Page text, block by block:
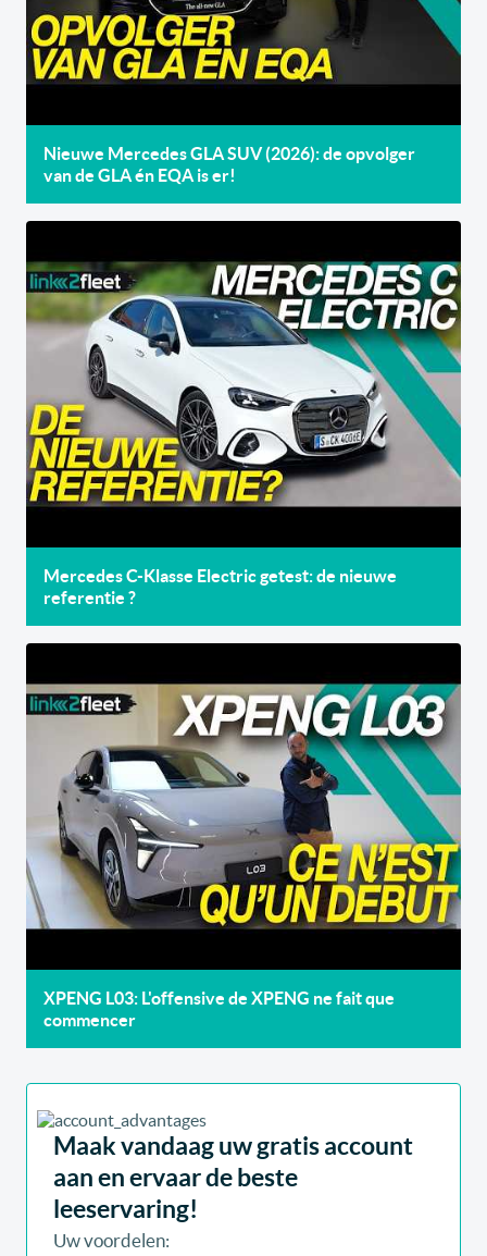
Nieuwe Mercedes GLA SUV (2026): de opvolger
van de GLA én EQA is er!
Mercedes C-Klasse Electric getest: de nieuwe
referentie ?
XPENG L03: L'offensive de XPENG ne fait que
commencer
Maak vandaag uw gratis account
aan en ervaar de beste
leeservaring!
Uw voordelen: